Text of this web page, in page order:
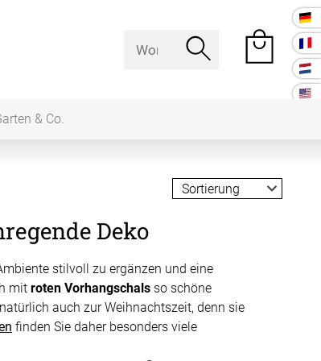
& Co.
Deko
stilvoll zu ergänzen und eine
mit roten Vorhangschals so schöne
auch zur Weihnachtszeit, denn sie
finden Sie daher besonders viele